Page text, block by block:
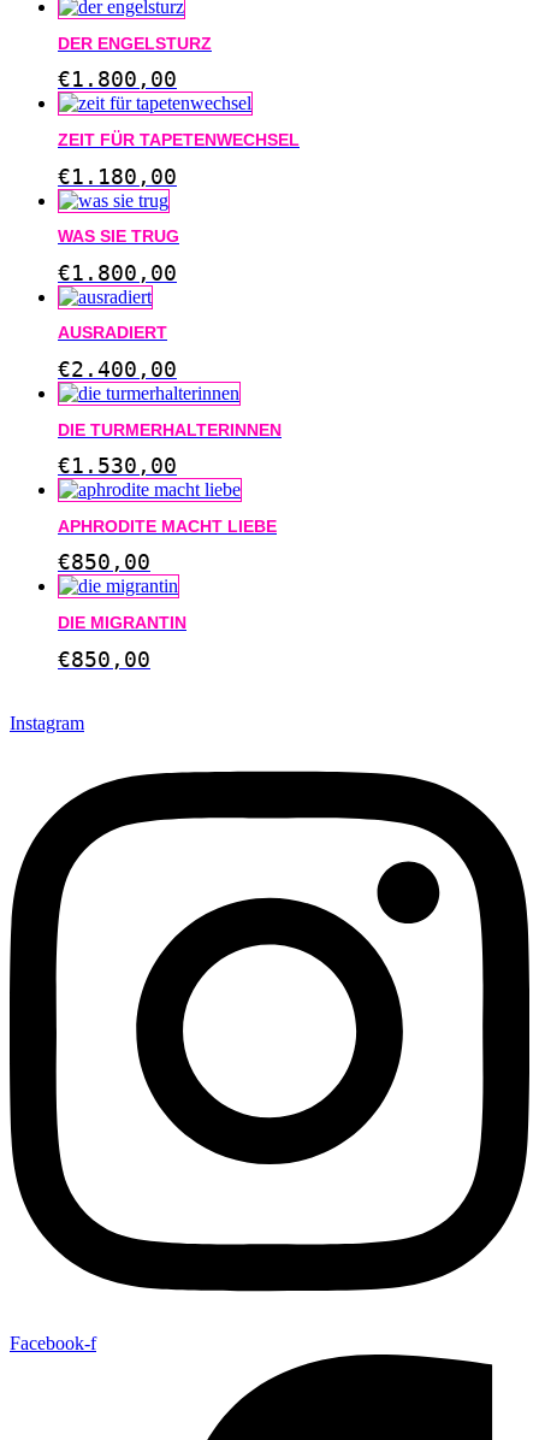
DER ENGELSTURZ
€1.800,00
ZEIT FÜR TAPETENWECHSEL
€1.180,00
WAS SIE TRUG
€1.800,00
AUSRADIERT
€2.400,00
DIE TURMERHALTERINNEN
€1.530,00
APHRODITE MACHT LIEBE
€850,00
DIE MIGRANTIN
€850,00
Instagram
Facebook-f